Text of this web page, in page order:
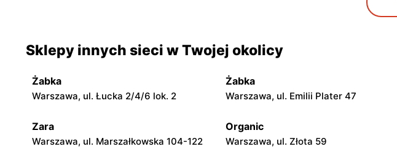
Rawa Mazowiecka, ul. Władysława
Władysławowo, ul. Ciechanowska 65
Action
Piłsudskiego 91
Action
Sklepy innych sieci w Twojej okolicy
Żabka
Warszawa, ul. Łucka 2/4/6 lok. 2
Żabka
Warszawa, ul. Emilii Plater 47
Zara
Warszawa, ul. Marszałkowska 104-122
Organic
Warszawa, ul. Złota 59